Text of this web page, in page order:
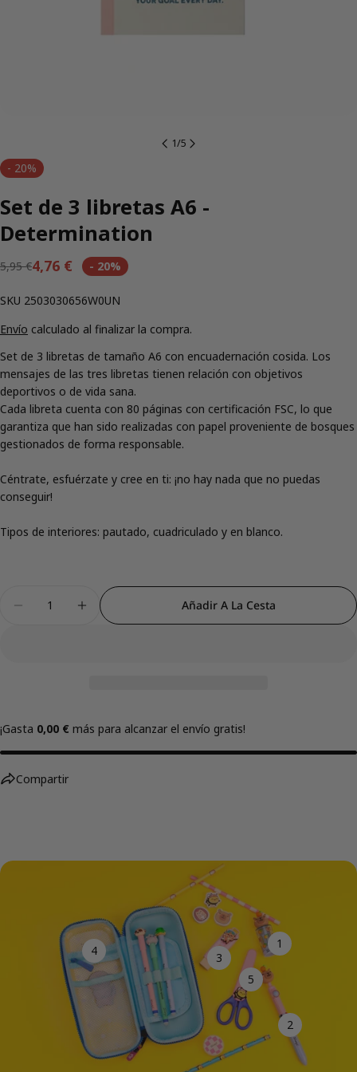
1/5
- 20%
Set de 3 libretas A6 -
Determination
Precio
5,95 €
Precio
venta
4,76 € - 20%
SKU SKU:
2503030656W0UN
Envío calculado al finalizar la compra.
Set de 3 libretas de tamaño A6 con encuadernación cosida. Los
mensajes de las tres libretas tienen relación con objetivos
deportivos o de vida sana.
Cada libreta cuenta con 80 páginas con certificación FSC, lo que
garantiza que han sido realizadas con papel proveniente de bosques
gestionados de forma responsable.
Céntrate, esfuérzate y cree en ti: ¡no hay nada que no puedas
conseguir!
Tipos de interiores: pautado, cuadriculado y en blanco.
Disminuir Cantidad Para Set De 3 Libretas A6 -
Aumentar Cantidad Para Set De 3
Añadir A La Cesta
¡Gasta 0,00 € más para alcanzar el envío gratis!
Compartir
Comparte este producto
Compartir Copiar
Facebook
X
Pinterest
1
2
3
4
5